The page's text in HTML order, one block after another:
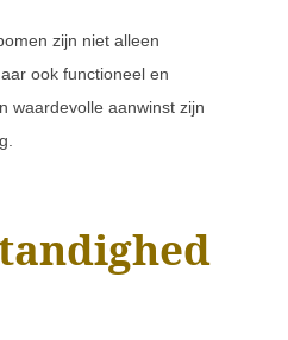
zijn niet alleen
ook functioneel en
waardevolle aanwinst zijn